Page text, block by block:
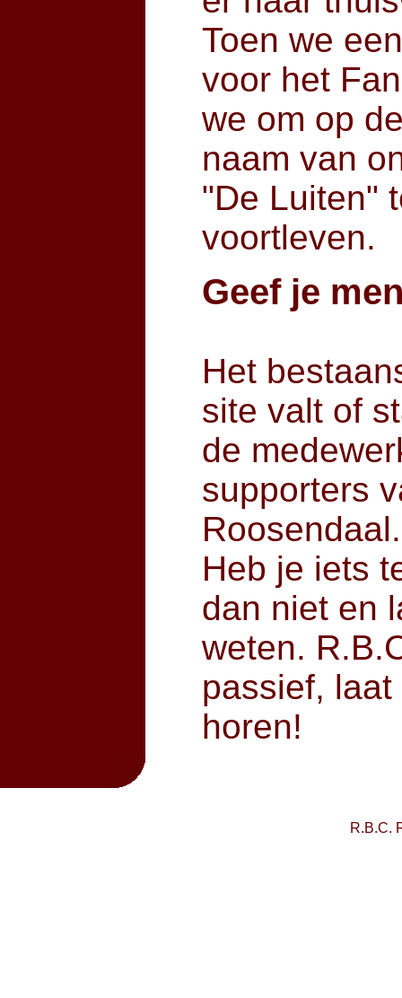
Toen we
voor het
we om op
naam van
"De Luiten"
voortleven.
Geef je
Het
site valt of
de
supporters
Roosendaal.
Heb je iets
dan niet en
weten.
passief,
horen!
R.B.C.